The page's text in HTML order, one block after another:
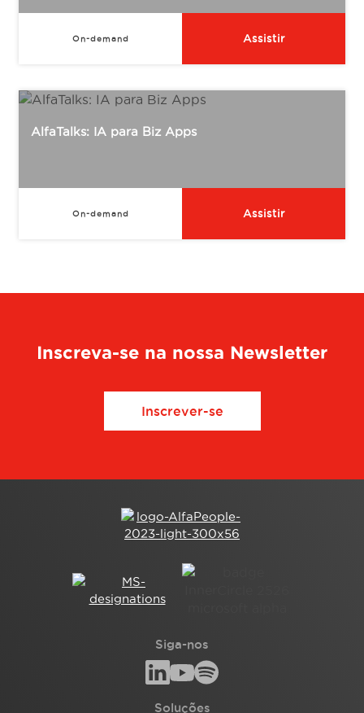
On-demand Assistir
AlfaTalks: IA para Biz Apps
On-demand Assistir
Inscreva-se na nossa Newsletter
Inscrever-se
Siga-nos
Soluções